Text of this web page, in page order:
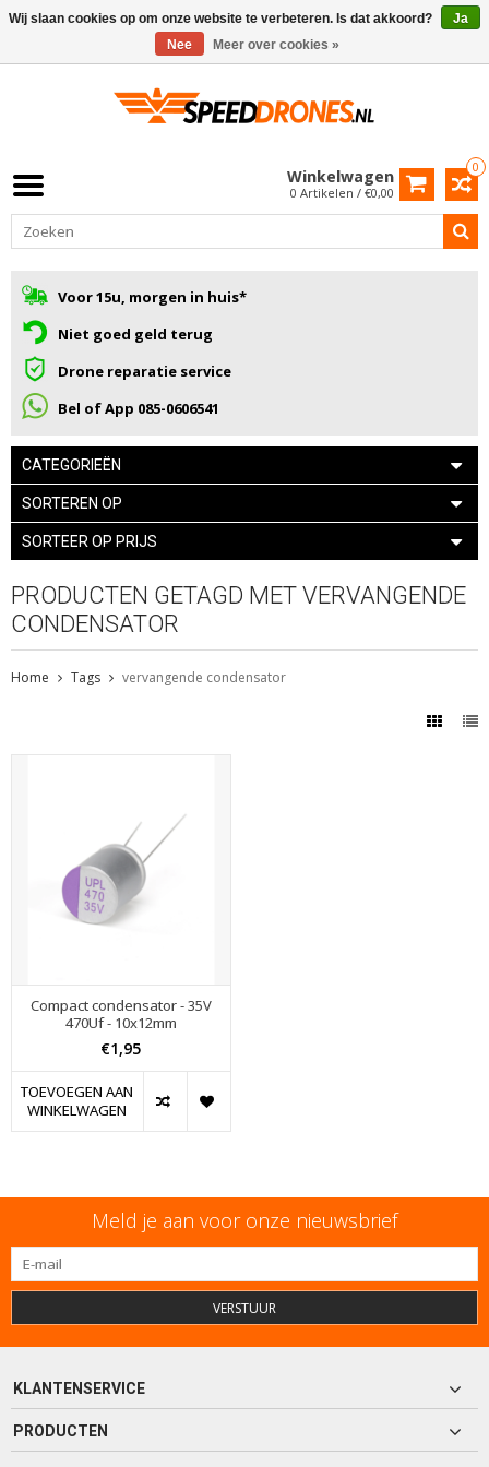
0
Winkelwagen
0 Artikelen / €0,00
Voor 15u, morgen in huis*
Niet goed geld terug
Drone reparatie service
Bel of App 085-0606541
CATEGORIEËN
SORTEREN OP
SORTEER OP PRIJS
PRODUCTEN GETAGD MET VERVANGENDE
CONDENSATOR
Home Tags vervangende condensator
Compact condensator - 35V
470Uf - 10x12mm
€1,95
TOEVOEGEN AAN
WINKELWAGEN
Meld je aan voor onze nieuwsbrief
VERSTUUR
KLANTENSERVICE
PRODUCTEN
Wij slaan cookies op om onze website te verbeteren. Is dat akkoord?
Ja
Nee
Meer over cookies »